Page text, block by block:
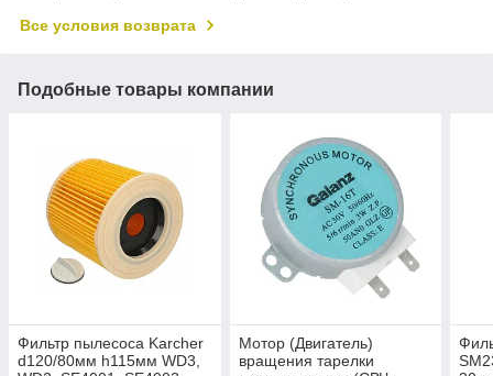
Все условия возврата
Подобные товары компании
Фильтр пылесоса Karcher
d120/80мм h115мм WD3,
Мотор (Двигатель)
вращения тарелки